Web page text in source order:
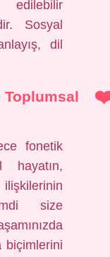
Sosyal
dil
Toplumsal
fonetik
hayatın,
size
biçimlerini